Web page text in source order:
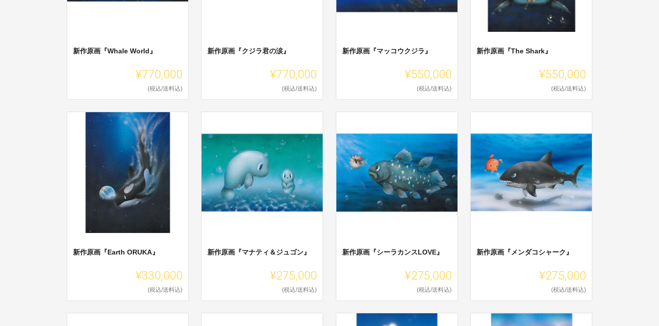
新作原画『Whale World』
¥770,000
(税込/送料込)
新作原画『クジラ君の涙』
¥770,000
(税込/送料込)
新作原画『マッコウクジラ』
¥550,000
(税込/送料込)
新作原画『The Shark』
¥550,000
(税込/送料込)
新作原画『Earth ORUKA』
¥330,000
(税込/送料込)
新作原画『マナティ＆ジュゴン』
¥275,000
(税込/送料込)
新作原画『シーラカンスLOVE』
¥275,000
(税込/送料込)
新作原画『メンダコシャーク』
¥275,000
(税込/送料込)